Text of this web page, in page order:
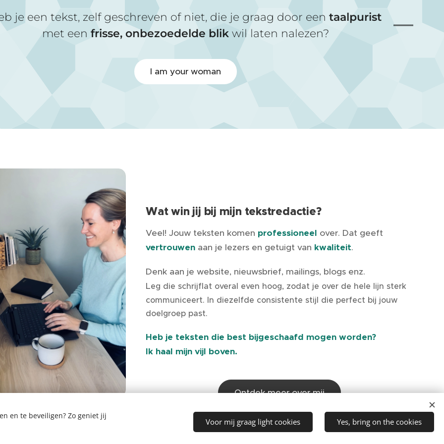
je een tekst, zelf geschreven of niet, die je graag door een taalpurist
met een frisse, onbezoedelde blikwil laten nalezen?
I am your woman
Wat win jij bij mijn tekstredactie?
Veel! Jouw teksten komen professioneel over. Dat geeft
vertrouwen aan je lezers en getuigt van kwaliteit.
Denk aan je website, nieuwsbrief, mailings, blogs enz.
Leg die schrijflat overal even hoog, zodat je over de hele lijn sterk
communiceert. In diezelfde consistente stijl die perfect bij jouw
doelgroep past.
Heb je teksten die best bijgeschaafd mogen worden?
Ik haal mijn vijl boven.
Ontdek meer over mij
en te beveiligen? Zo geniet jij
Voor mij graag light cookies Yes, bring on the cookies